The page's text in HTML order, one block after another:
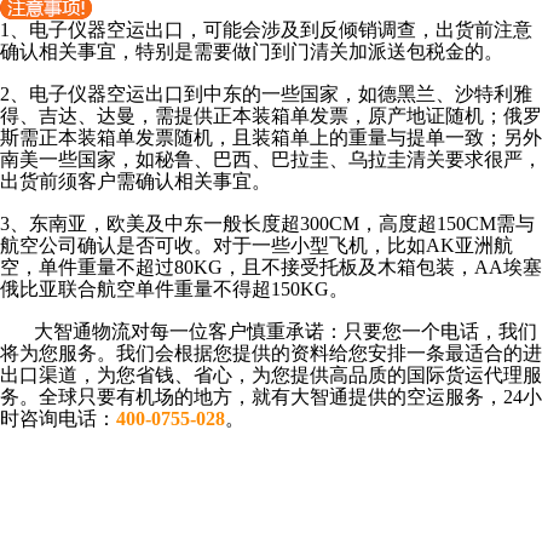
1、电子仪器空运出口，可能会涉及到反倾销调查，出货前注意
确认相关事宜，特别是需要做门到门清关加派送包税金的。
2、电子仪器空运出口到中东的一些国家，如德黑兰、沙特利雅
得、吉达、达曼，需提供正本装箱单发票，原产地证随机；俄罗
斯需正本装箱单发票随机，且装箱单上的重量与提单一致；另外
南美一些国家，如秘鲁、巴西、巴拉圭、乌拉圭清关要求很严，
出货前须客户需确认相关事宜。
3、东南亚，欧美及中东一般长度超300CM，高度超150CM需与
航空公司确认是否可收。对于一些小型飞机，比如AK亚洲航
空，单件重量不超过80KG，且不接受托板及木箱包装，AA埃塞
俄比亚联合航空单件重量不得超150KG。
大智通物流对每一位客户慎重承诺：只要您一个电话，我们
将为您服务。我们会根据您提供的资料给您安排一条最适合的进
出口渠道，为您省钱、省心，为您提供高品质的国际货运代理服
务。全球只要有机场的地方，就有大智通提供的空运服务，24小
时咨询电话： 400-0755-028。